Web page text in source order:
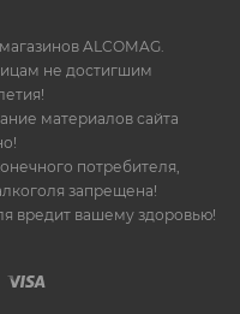
ALCOMAG.
не достигшим
материалов сайта
потребителя,
запрещена!
вредит вашему здоровью!